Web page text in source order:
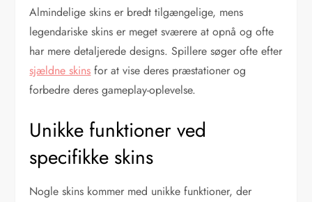
Almindelige skins er bredt tilgængelige, mens
legendariske skins er meget sværere at opnå og ofte
har mere detaljerede designs. Spillere søger ofte efter
sjældne skins for at vise deres præstationer og
forbedre deres gameplay-oplevelse.
Unikke funktioner ved
specifikke skins
Nogle skins kommer med unikke funktioner, der